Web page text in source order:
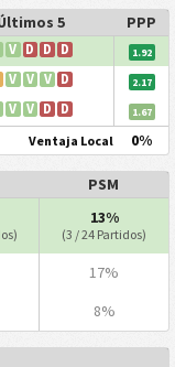
5 PPP
V D D D 1.92
V V V D 2.17
V V D D 1.67
Ventaja Local 0%
PSM
13%
(3 / 24 Partidos)
17%
8%